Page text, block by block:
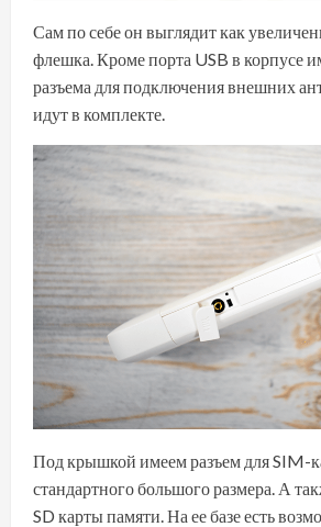
Сам по себе он выглядит как
флешка. Кроме порта USB в корпусе
разъема для подключения внешних
идут в комплекте.
Под крышкой имеем разъем для SIM-
стандартного большого размера. А
SD карты памяти. На ее базе есть